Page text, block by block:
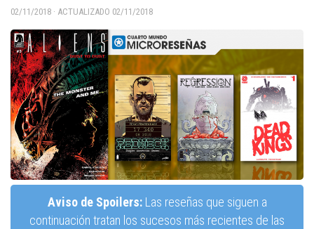
02/11/2018 · ACTUALIZADO 02/11/2018
Aviso de Spoilers:Las reseñas que siguen a
continuación tratan los sucesos más recientes de las